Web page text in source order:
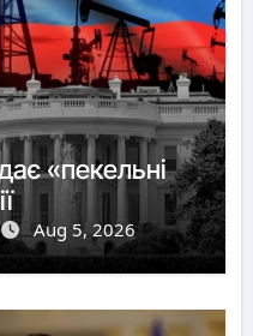
«пекельні
Aug 5, 2026